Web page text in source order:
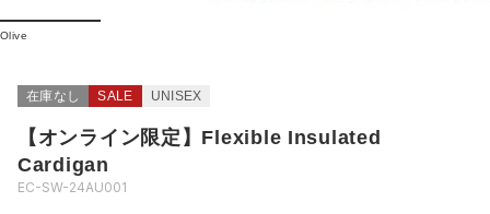
Olive
在庫なし SALE UNISEX
【オンライン限定】Flexible Insulated
Cardigan
EC-SW-24AU001